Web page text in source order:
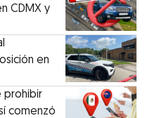
CDMX y
en
prohibir
comenzó